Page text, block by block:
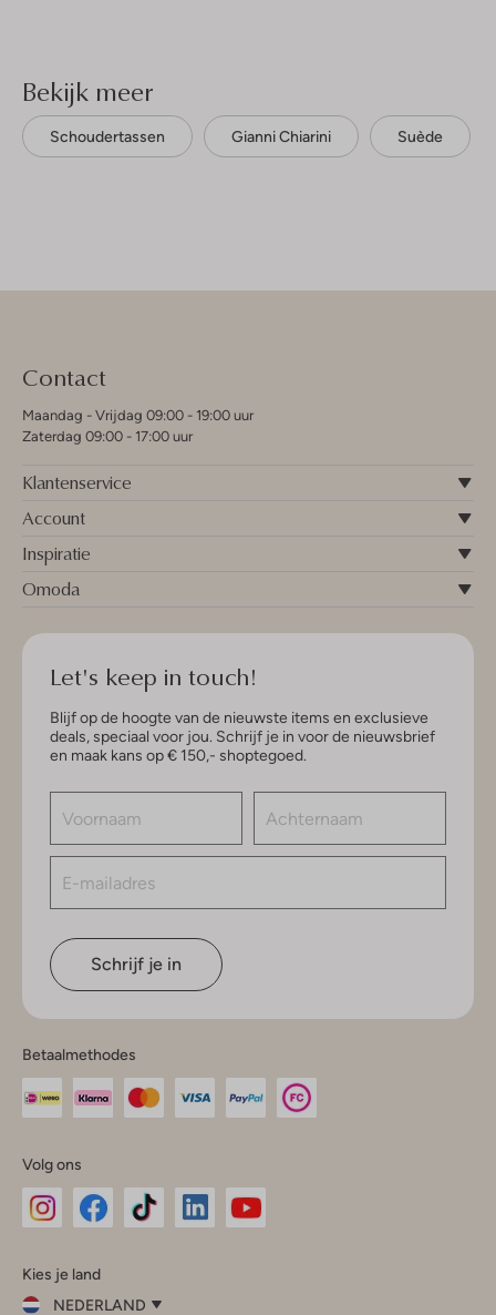
Bekijk meer
Schoudertassen Gianni Chiarini Suède
Contact
Maandag - Vrijdag 09:00 - 19:00 uur
Zaterdag 09:00 - 17:00 uur
Klantenservice
Account
Inspiratie
Omoda
Let's keep in touch!
Blijf op de hoogte van de nieuwste items en exclusieve
deals, speciaal voor jou. Schrijf je in voor de nieuwsbrief
en maak kans op € 150,- shoptegoed.
Schrijf je in
Betaalmethodes
Volg ons
InstagramFacebook
Kies je land
NEDERLAND